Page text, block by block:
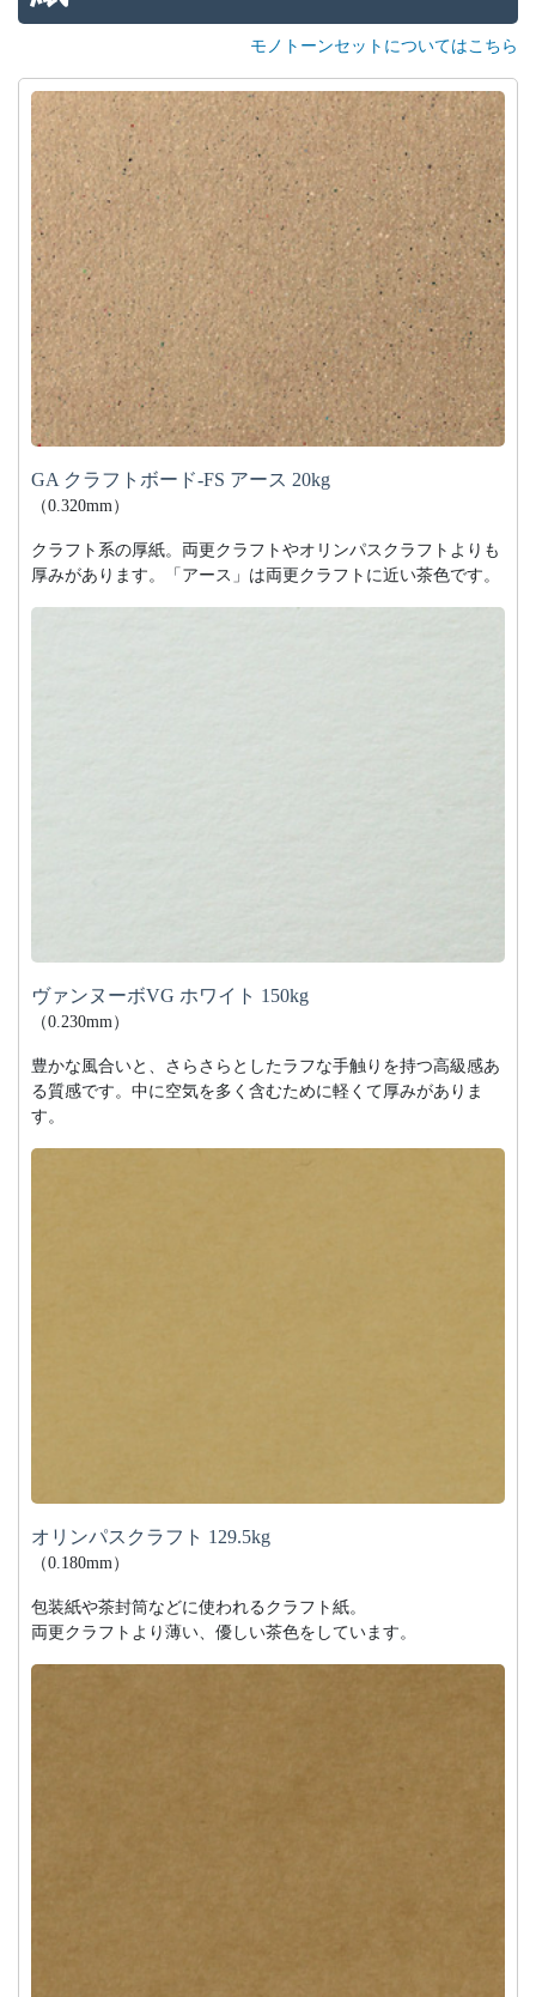
モノトーンセットについてはこちら
GA クラフトボード-FS アース 20kg
（0.320mm）
クラフト系の厚紙。両更クラフトやオリンパスクラフトよりも
厚みがあります。「アース」は両更クラフトに近い茶色です。
ヴァンヌーボVG ホワイト 150kg
（0.230mm）
豊かな風合いと、さらさらとしたラフな手触りを持つ高級感あ
る質感です。中に空気を多く含むために軽くて厚みがありま
す。
オリンパスクラフト 129.5kg
（0.180mm）
包装紙や茶封筒などに使われるクラフト紙。
両更クラフトより薄い、優しい茶色をしています。